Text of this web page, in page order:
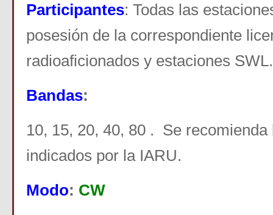
Participantes: Todas las
posesión de la correspondiente
radioaficionados y estaciones SWL.
Bandas:
10, 15, 20, 40, 80 . Se recomienda
indicados por la IARU.
Modo: CW